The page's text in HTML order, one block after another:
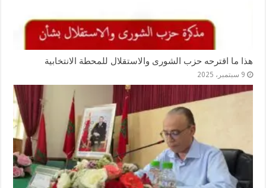
هذا ما اقترحه حزب الشورى والاستقلال للمحطة الانتخابية
9 سبتمبر، 2025